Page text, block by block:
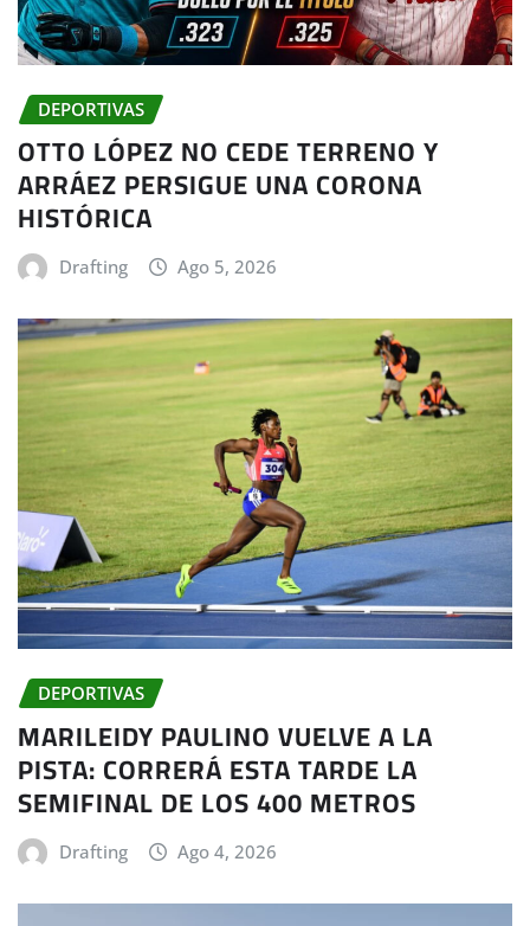
DEPORTIVAS
OTTO LÓPEZ NO CEDE TERRENO Y
ARRÁEZ PERSIGUE UNA CORONA
HISTÓRICA
Drafting Ago 5, 2026
DEPORTIVAS
MARILEIDY PAULINO VUELVE A LA
PISTA: CORRERÁ ESTA TARDE LA
SEMIFINAL DE LOS 400 METROS
Drafting Ago 4, 2026